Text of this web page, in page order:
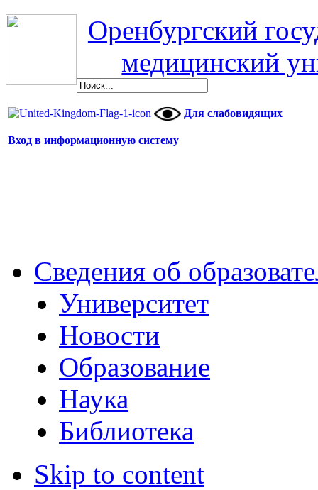
Оренбургский
медицинский
Для слабовидящих
Вход в информационную систему
Сведения об
Университет
Новости
Образование
Наука
Библиотека
Skip to content